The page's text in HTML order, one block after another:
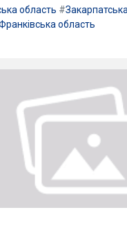
область #
область